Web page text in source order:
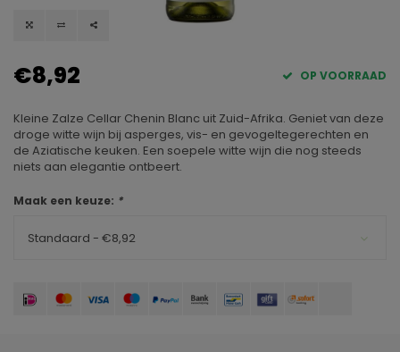
€8,92 OP VOORRAAD
Kleine Zalze Cellar Chenin Blanc uit Zuid-Afrika. Geniet van deze
droge witte wijn bij asperges, vis- en gevogeltegerechten en
de Aziatische keuken. Een soepele witte wijn die nog steeds
niets aan elegantie ontbeert.
Maak een keuze: *
Standaard - €8,92